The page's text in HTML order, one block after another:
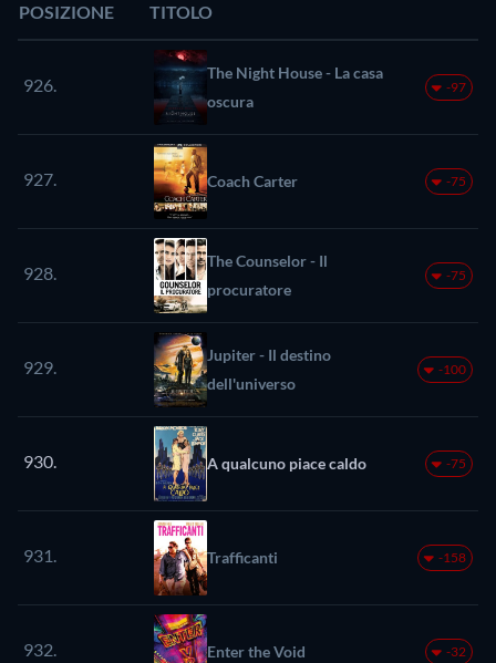
POSIZIONE TITOLO
926.
The Night House - La casa
oscura
-97
927. Coach Carter -75
928.
The Counselor - Il
procuratore
-75
929.
Jupiter - Il destino
dell'universo
-100
930. A qualcuno piace caldo -75
931. Trafficanti -158
932. Enter the Void -32